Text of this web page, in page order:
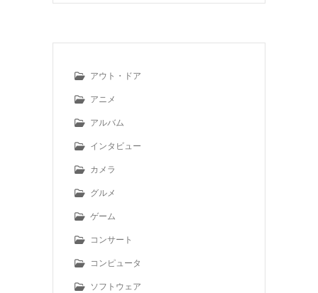
アウト・ドア
アニメ
アルバム
インタビュー
カメラ
グルメ
ゲーム
コンサート
コンピュータ
ソフトウェア